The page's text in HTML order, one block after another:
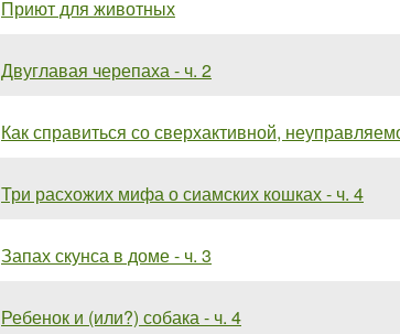
Приют для животных
Двуглавая черепаха - ч. 2
Как справиться со сверхактивной,
Три расхожих мифа о сиамских кошках - ч. 4
Запах скунса в доме - ч. 3
Ребенок и (или?) собака - ч. 4